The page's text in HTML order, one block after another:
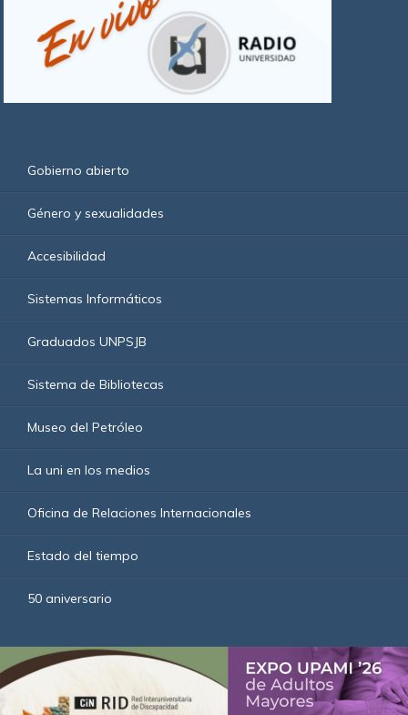
Gobierno abierto
Género y sexualidades
Accesibilidad
Sistemas Informáticos
Graduados UNPSJB
Sistema de Bibliotecas
Museo del Petróleo
La uni en los medios
Oficina de Relaciones Internacionales
Estado del tiempo
50 aniversario